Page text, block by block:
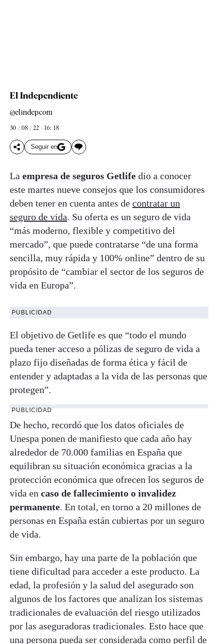
El Independiente
@elindepcom
30 / 08 / 22 - 16: 18
Seguir en
La empresa de seguros Getlife dio a conocer
este martes nueve consejos que los consumidores
deben tener en cuenta antes de contratar un
seguro de vida. Su oferta es un seguro de vida
“más moderno, flexible y competitivo del
mercado”, que puede contratarse “de una forma
sencilla, muy rápida y 100% online” dentro de su
propósito de “cambiar el sector de los seguros de
vida en Europa”.
PUBLICIDAD
El objetivo de Getlife es que “todo el mundo
pueda tener acceso a pólizas de seguro de vida a
plazo fijo diseñadas de forma ética y fácil de
entender y adaptadas a la vida de las personas que
protegen”.
PUBLICIDAD
De hecho, recordó que los datos oficiales de
Unespa ponen de manifiesto que cada año hay
alrededor de 70.000 familias en España que
equilibran su situación económica gracias a la
protección económica que ofrecen los seguros de
vida en caso de fallecimiento o invalidez
permanente. En total, en torno a 20 millones de
personas en España están cubiertas por un seguro
de vida.
Sin embargo, hay una parte de la población que
tiene dificultad para acceder a este producto. La
edad, la profesión y la salud del asegurado son
algunos de los factores que analizan los sistemas
tradicionales de evaluación del riesgo utilizados
por las aseguradoras tradicionales. Esto hace que
una persona pueda ser considerada como perfil de